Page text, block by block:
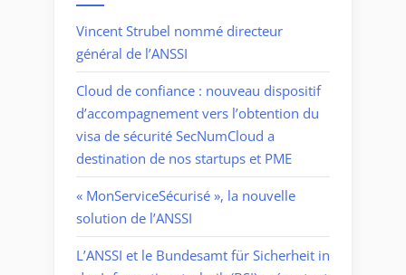
Vincent Strubel nommé directeur
général de l’ANSSI
Cloud de confiance : nouveau dispositif
d’accompagnement vers l’obtention du
visa de sécurité SecNumCloud a
destination de nos startups et PME
« MonServiceSécurisé », la nouvelle
solution de l’ANSSI
L’ANSSI et le Bundesamt für Sicherheit in